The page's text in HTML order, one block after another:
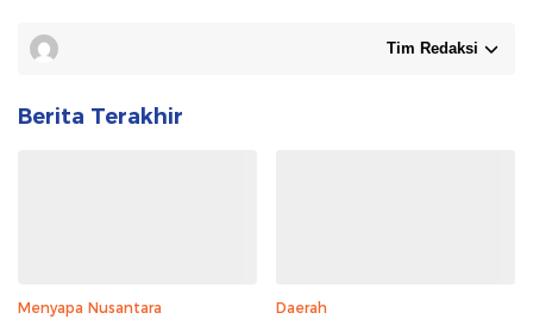
Tim Redaksi
Berita Terakhir
Menyapa Nusantara Daerah